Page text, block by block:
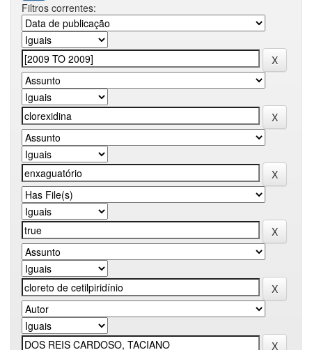
Filtros correntes: